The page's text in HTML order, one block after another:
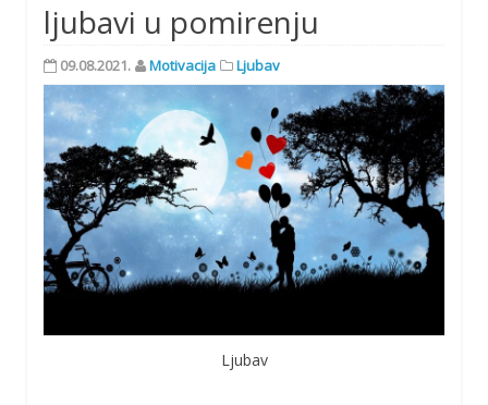
ljubavi u pomirenju
09.08.2021. Motivacija Ljubav
Ljubav